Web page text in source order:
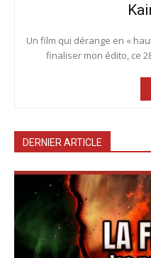
Un film qui dérange en «
finaliser mon édito, ce
DERNIER ARTICLE